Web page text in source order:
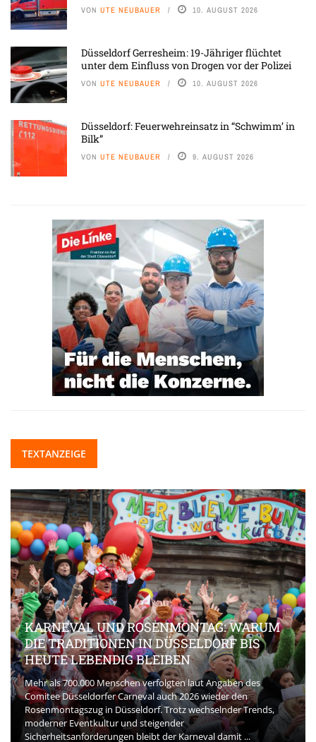
VON UTE NEUBAUER 10. AUGUST 2026
Düsseldorf Gerresheim: 19-Jähriger flüchtet
unter dem Einfluss von Drogen vor der Polizei
VON UTE NEUBAUER 10. AUGUST 2026
Düsseldorf: Feuerwehreinsatz in “Schwimm’ in
Bilk”
VON UTE NEUBAUER 9. AUGUST 2026
TEXTANZEIGE
KARNEVAL UND ROSENMONTAG: WARUM
DIE TRADITIONEN IN DÜSSELDORF BIS
HEUTE LEBENDIG BLEIBEN
Mehr als 700.000 Menschen verfolgten laut Angaben des
Comitee Düsseldorfer Carneval auch 2026 wieder den
Rosenmontagszug in Düsseldorf. Trotz wechselnder Trends,
moderner Eventkultur und steigender
Sicherheitsanforderungen bleibt der Karneval damit ...